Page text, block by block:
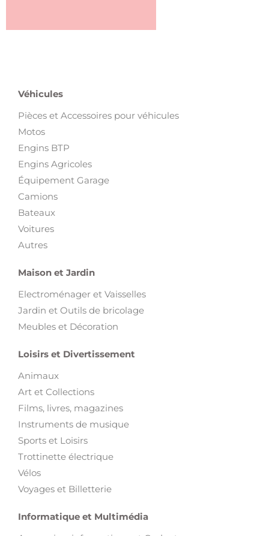
Véhicules
Pièces et Accessoires pour véhicules
Motos
Engins BTP
Engins Agricoles
Équipement Garage
Camions
Bateaux
Voitures
Autres
Maison et Jardin
Electroménager et Vaisselles
Jardin et Outils de bricolage
Meubles et Décoration
Loisirs et Divertissement
Animaux
Art et Collections
Films, livres, magazines
Instruments de musique
Sports et Loisirs
Trottinette électrique
Vélos
Voyages et Billetterie
Informatique et Multimédia